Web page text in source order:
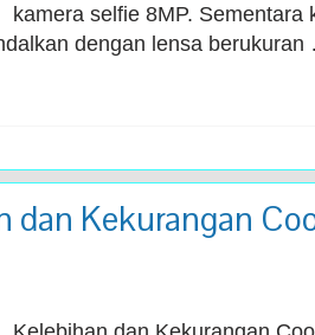
kamera selfie 8MP. Sementara
dengan lensa
dan Kekurangan